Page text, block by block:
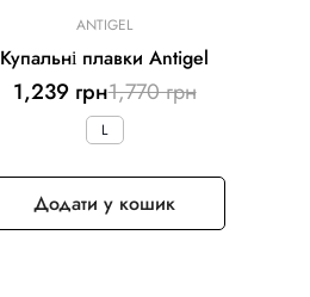
ANTIGEL
Купальні плавки Antigel
Ціна
продажу
1,239 грнЗвичайна
ціна
1,770 грн
L
Додати у кошик